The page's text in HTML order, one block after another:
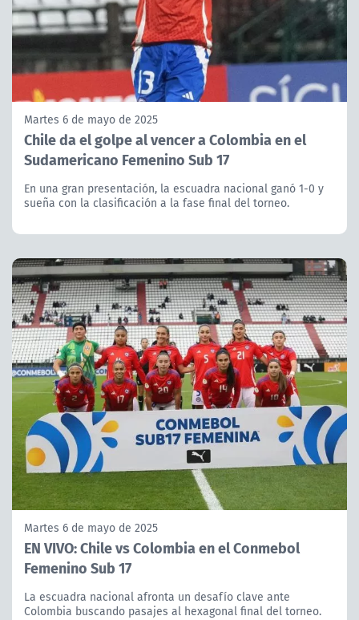
Martes 6 de mayo de 2025
Chile da el golpe al vencer a Colombia en el
Sudamericano Femenino Sub 17
En una gran presentación, la escuadra nacional ganó 1-0 y
sueña con la clasificación a la fase final del torneo.
Martes 6 de mayo de 2025
EN VIVO: Chile vs Colombia en el Conmebol
Femenino Sub 17
La escuadra nacional afronta un desafío clave ante
Colombia buscando pasajes al hexagonal final del torneo.